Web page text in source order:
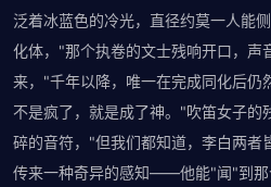
泛着冰蓝色的冷光，直径约莫一人能
化体，"那个执卷的文士残响开口，声
来，"千年以降，唯一在完成同化后仍
不是疯了，就是成了神。"吹笛女子的
碎的音符，"但我们都知道，李白两者
传来一种奇异的感知——他能"闻"到那